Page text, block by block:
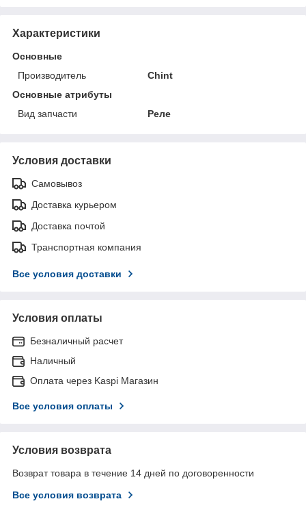
Характеристики
Основные
Производитель
Chint
Основные атрибуты
Вид запчасти
Реле
Условия доставки
Самовывоз
Доставка курьером
Доставка почтой
Транспортная компания
Все условия доставки
Условия оплаты
Безналичный расчет
Наличный
Оплата через Kaspi Магазин
Все условия оплаты
Условия возврата
Возврат товара в течение 14 дней по договоренности
Все условия возврата